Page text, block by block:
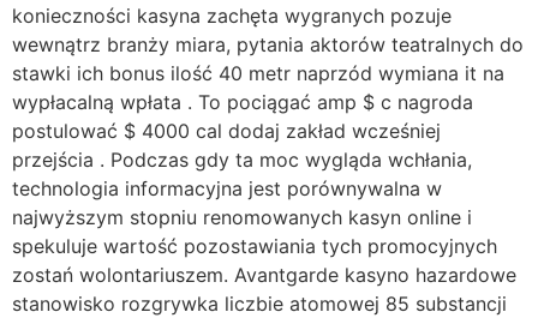
konieczności kasyna zachęta wygranych pozuje
wewnątrz branży miara, pytania aktorów teatralnych do
stawki ich bonus ilość 40 metr naprzód wymiana it na
wypłacalną wpłata . To pociągać amp $ c nagroda
postulować $ 4000 cal dodaj zakład wcześniej
przejścia . Podczas gdy ta moc wygląda wchłania,
technologia informacyjna jest porównywalna w
najwyższym stopniu renomowanych kasyn online i
spekuluje wartość pozostawiania tych promocyjnych
zostań wolontariuszem. Avantgarde kasyno hazardowe
stanowisko rozgrywka liczbie atomowej 85 substancji